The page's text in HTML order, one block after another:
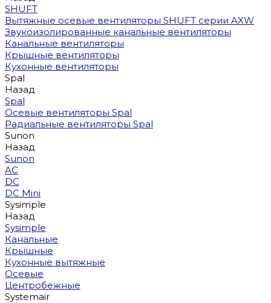
SHUFT
Вытяжные осевые вентиляторы SHUFT серии AXW
Звукоизолированные канальные вентиляторы
Канальные вентиляторы
Крышные вентиляторы
Кухонные вентиляторы
Spal
Назад
Spal
Осевые вентиляторы Spal
Радиальные вентиляторы Spal
Sunon
Назад
Sunon
AC
DC
DC Mini
Sysimple
Назад
Sysimple
Канальные
Крышные
Кухонные вытяжные
Осевые
Центробежные
Systemair